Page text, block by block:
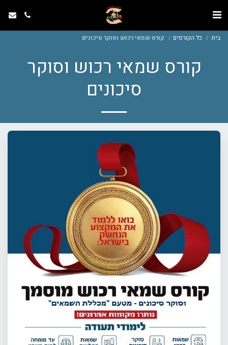
בית כל הקורסים קורס שמאי רכוש וסוקר סיכונים
קורס שמאי רכוש וסוקר
סיכונים